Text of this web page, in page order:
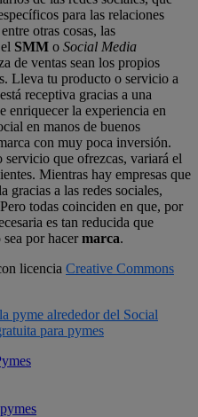
para las relaciones
otras cosas, las
SMM o Social Media
de ventas sean los propios
Lleva tu producto o servicio a
receptiva gracias a una
enriquecer la experiencia en
en manos de buenos
con muy poca inversión.
que ofrezcas, variará el
Mientras hay empresas que
gracias a las redes sociales,
todas coinciden en que, por
es tan reducida que
sea por hacermarca.
licencia Creative Commons
pyme alrededor del Social
para pymes